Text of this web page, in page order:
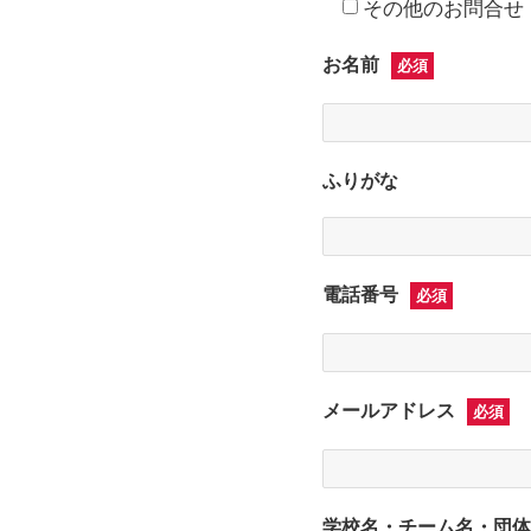
その他のお問合せ
お名前 必須
ふりがな
電話番号 必須
メールアドレス 必須
学校名・チーム名・団